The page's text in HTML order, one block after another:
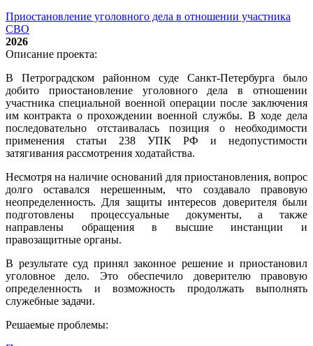
Приостановление уголовного дела в отношении участника
СВО
2026
Описание проекта:
В Петроградском районном суде Санкт-Петербурга было
добито приостановление уголовного дела в отношении
участника специальной военной операции после заключения
им контракта о прохождении военной службы. В ходе дела
последовательно отстаивалась позиция о необходимости
применения статьи 238 УПК РФ и недопустимости
затягивания рассмотрения ходатайства.
Несмотря на наличие оснований для приостановления, вопрос
долго оставался нерешенным, что создавало правовую
неопределенность. Для защиты интересов доверителя были
подготовлены процессуальные документы, а также
направлены обращения в высшие инстанции и
правозащитные органы.
В результате суд принял законное решение и приостановил
уголовное дело. Это обеспечило доверителю правовую
определенность и возможность продолжать выполнять
служебные задачи.
Решаемые проблемы: